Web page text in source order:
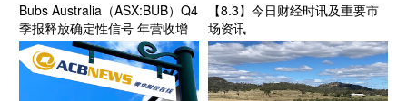
Bubs Australia（ASX:BUB）Q4
季报释放确定性信号 年营收增
长符合预期 季度现金流显著改
善
【8.3】今日财经时讯及重要市
场资讯